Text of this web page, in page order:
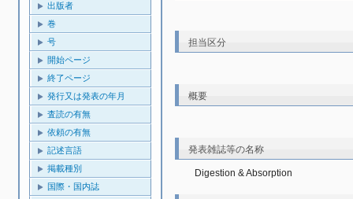
出版者
巻
号
開始ページ
終了ページ
発行又は発表の年月
査読の有無
依頼の有無
記述言語
掲載種別
国際・国内誌
担当区分
概要
発表雑誌等の名称
Digestion & Absorption